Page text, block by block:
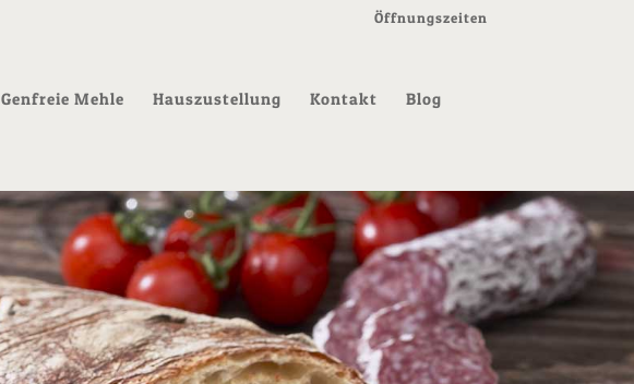
Öffnungszeiten
Genfreie Mehle Hauszustellung Kontakt Blog